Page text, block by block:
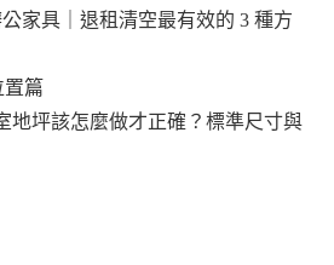
家具｜退租清空最有效的 3 種方
置篇
地坪該怎麼做才正確？標準尺寸與